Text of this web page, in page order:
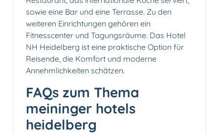
sowie eine Bar und eine Terrasse. Zu den
weiteren Einrichtungen gehören ein
Fitnesscenter und Tagungsräume. Das Hotel
NH Heidelberg ist eine praktische Option für
Reisende, die Komfort und moderne
Annehmlichkeiten schätzen.
FAQs zum Thema
meininger hotels
heidelberg